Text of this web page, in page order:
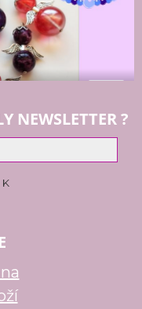
NEWSLETTER ?